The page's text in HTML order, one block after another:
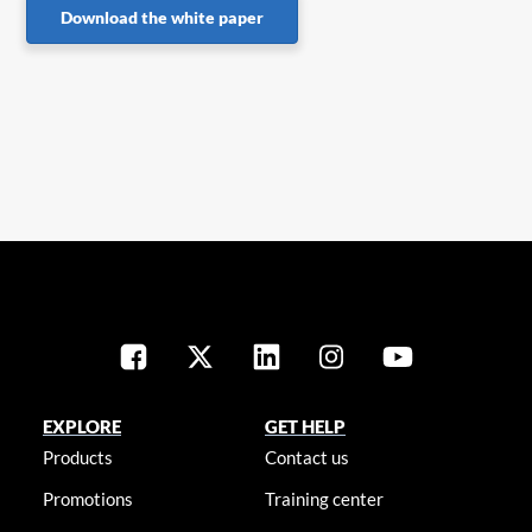
Download the white paper
EXPLORE
Products
Promotions
GET HELP
Contact us
Training center